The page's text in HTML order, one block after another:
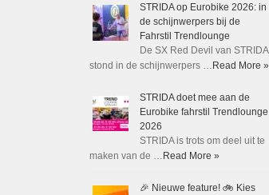
STRIDA op Eurobike 2026: in
de schijnwerpers bij de
Fahrstil Trendlounge
De SX Red Devil van STRIDA
stond in de schijnwerpers … Read More »
STRIDA doet mee aan de
Eurobike fahrstil Trendlounge
2026
STRIDA is trots om deel uit te
maken van de … Read More »
🎉 Nieuwe feature! 🚲 Kies